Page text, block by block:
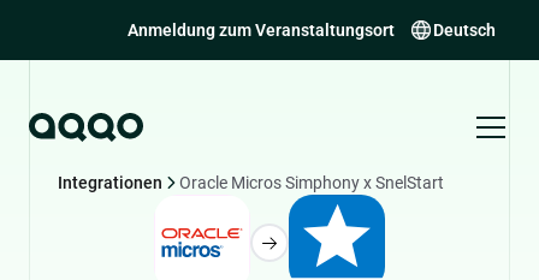
Anmeldung zum Veranstaltungsort Deutsch
Integrationen Oracle Micros Simphony x SnelStart